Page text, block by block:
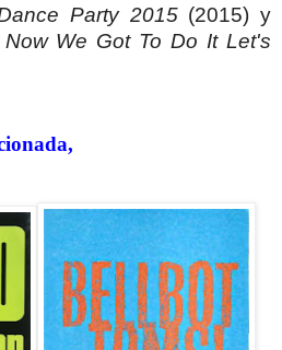
Party 2015(2015) y
We Got To Do It Let's